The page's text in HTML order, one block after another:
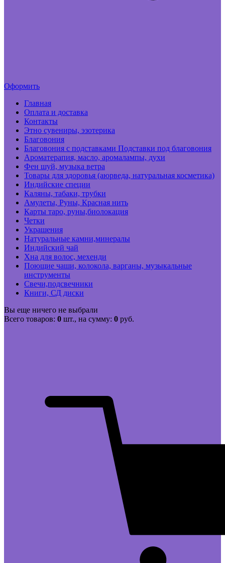
Оформить
Главная
Оплата и доставка
Контакты
Этно сувениры, эзотерика
Благовония
Благовония с подставками Подставки под благовония
Ароматерапия, масло, аромалампы, духи
Фен шуй, музыка ветра
Товары для здоровья (аюрведа, натуральная косметика)
Индийские специи
Каляны, табаки, трубки
Амулеты, Руны, Красная нить
Карты таро, руны,биолокация
Четки
Украшения
Натуральные камни,минералы
Индийский чай
Хна для волос, мехенди
Поющие чаши, колокола, варганы, музыкальные
инструменты
Свечи,подсвечники
Книги, СД диски
Вы еще ничего не выбрали
Всего товаров: 0 шт., на сумму: 0 руб.